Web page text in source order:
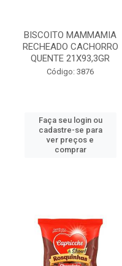
BISCOITO MAMMAMIA
RECHEADO CACHORRO
QUENTE 21X93,3GR
Código: 3876
Faça seu login ou
cadastre-se para
ver preços e
comprar